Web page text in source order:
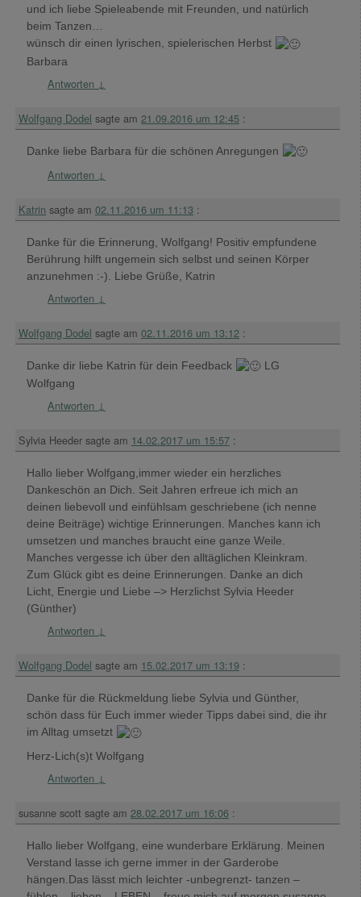
und ich liebe Spieleabende mit Freunden, und natürlich
beim Tanzen…
wünsch dir einen lyrischen, spielerischen Herbst
Barbara
Antworten ↓
Wolfgang Dodel sagte am 21.09.2016 um 12:45 :
Danke liebe Barbara für die schönen Anregungen
Antworten ↓
Katrin sagte am 02.11.2016 um 11:13 :
Danke für die Erinnerung, Wolfgang! Positiv empfundene
Berührung hilft ungemein sich selbst und seinen Körper
anzunehmen :-). Liebe Grüße, Katrin
Antworten ↓
Wolfgang Dodel sagte am 02.11.2016 um 13:12 :
Danke dir liebe Katrin für dein Feedback
LG
Wolfgang
Antworten ↓
Sylvia Heeder sagte am 14.02.2017 um 15:57 :
Hallo lieber Wolfgang,immer wieder ein herzliches
Dankeschön an Dich. Seit Jahren erfreue ich mich an
deinen liebevoll und einfühlsam geschriebene (ich nenne
deine Beiträge) wichtige Erinnerungen. Manches kann ich
umsetzen und manches braucht eine ganze Weile.
Manches vergesse ich über den alltäglichen Kleinkram.
Zum Glück gibt es deine Erinnerungen. Danke an dich
Licht, Energie und Liebe –> Herzlichst Sylvia Heeder
(Günther)
Antworten ↓
Wolfgang Dodel sagte am 15.02.2017 um 13:19 :
Danke für die Rückmeldung liebe Sylvia und Günther,
schön dass für Euch immer wieder Tipps dabei sind, die ihr
im Alltag umsetzt
Herz-Lich(s)t Wolfgang
Antworten ↓
susanne scott sagte am 28.02.2017 um 16:06 :
Hallo lieber Wolfgang, eine wunderbare Erklärung. Meinen
Verstand lasse ich gerne immer in der Garderobe
hängen.Das lässt mich leichter -unbegrenzt- tanzen –